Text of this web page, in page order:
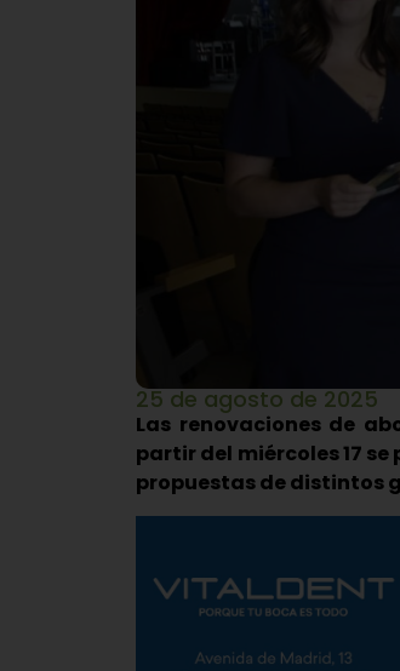
25 de agosto de 2025
Las renovaciones de
partir del miércoles 17
propuestas de distintos